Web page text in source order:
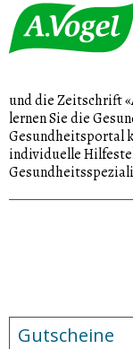
und die Zeitschrift
lernen Sie die
Gesundheitsportal
individuelle
Gutscheine